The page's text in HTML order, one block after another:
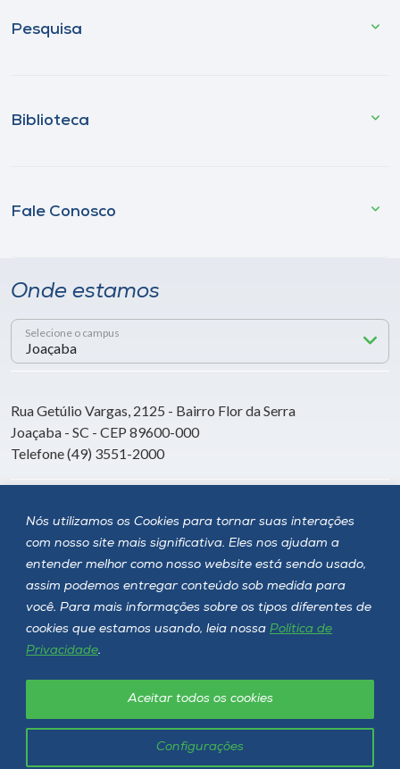
Nós utilizamos os Cookies para tornar suas interações
com nosso site mais significativa. Eles nos ajudam a
entender melhor como nosso website está sendo usado,
assim podemos entregar conteúdo sob medida para
você. Para mais informações sobre os tipos diferentes de
cookies que estamos usando, leia nossa Política de
Privacidade.
Configurações
Aceitar todos os cookies
Pesquisa
Biblioteca
Fale Conosco
Onde estamos
Selecione o campus
Rua Getúlio Vargas, 2125 - Bairro Flor da Serra
Joaçaba - SC - CEP 89600-000
Telefone (49) 3551-2000
Siga a Unoesc
Unoesc © 2026 - Todos os direitos reservados
Política de privacidade LGPD